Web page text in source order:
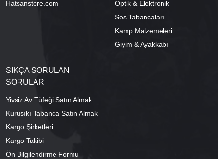
Hatsanstore.com
Optik & Elektronik
Ses Tabancaları
Kamp Malzemeleri
Giyim & Ayakkabı
SIKÇA SORULAN
SORULAR
Yivsiz Av Tüfeği Satın Almak
Kurusıkı Tabanca Satın Almak
Kargo Şirketleri
Kargo Takibi
Ön Bilgilendirme Formu